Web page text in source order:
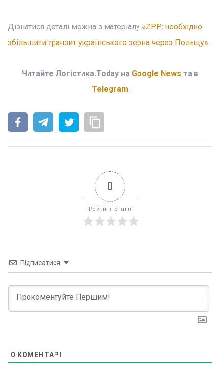
Дізнатися деталі можна з матеріалу «ZPP: необхідно
збільшити транзит українського зерна через Польщу».
Читайте Логістика.Today на Google News та в
Telegram
0
Рейтинг статті
Підписатися
0 КОМЕНТАРІ